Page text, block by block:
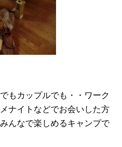
もカップルでも・・ワーク
ナイトなどでお会いした方
んなで楽しめるキャンプで